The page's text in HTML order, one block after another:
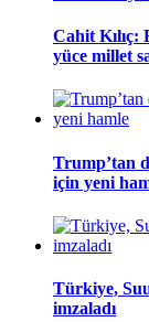
Cahit
yüce millet
Trump’tan
için yeni
Türkiye,
imzaladı